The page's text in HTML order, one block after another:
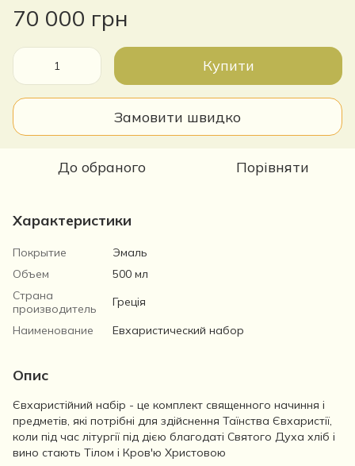
70 000 грн
Купити
Замовити швидко
До обраного Порівняти
Характеристики
Покрытие
Эмаль
Объем
500 мл
Страна
производитель
Греція
Наименование
Евхаристический набор
Опис
Євхаристійний набір - це комплект священного начиння і
предметів, які потрібні для здійснення Таїнства Євхаристії,
коли під час літургії під дією благодаті Святого Духа хліб і
вино стають Тілом і Кров'ю Христовою